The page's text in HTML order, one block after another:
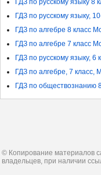
ГДЗ по русскому языку 8
ГДЗ по русскому языку,
ГДЗ по алгебре 8 класс
ГДЗ по алгебре 7 класс
ГДЗ по русскому языку,
ГДЗ по алгебре, 7 класс,
ГДЗ по обществознанию
© Копирование материалов
владельцев, при наличии